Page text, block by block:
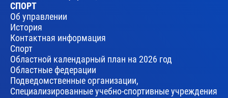
СПОРТ
Об управлении
История
Контактная информация
Спорт
Областной календарный план на 2026 год
Областные федерации
Подведомственные организации,
Специализированные учебно-спортивные учреждения